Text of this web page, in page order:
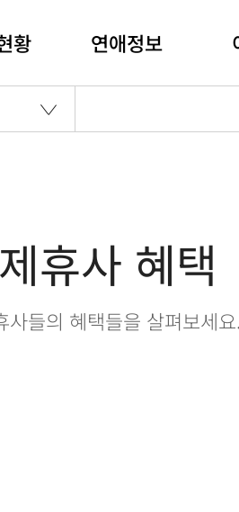
황 연애정보
제휴사 혜택
사들의 혜택들을 살펴보세요.